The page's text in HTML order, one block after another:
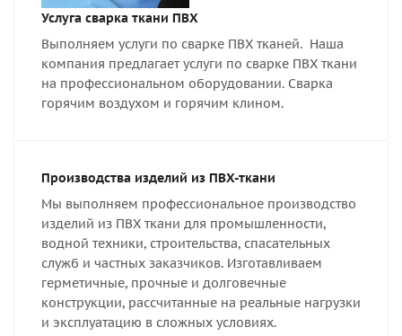
Услуга сварка ткани ПВХ
Выполняем услуги по сварке ПВХ тканей. Наша
компания предлагает услуги по сварке ПВХ ткани
на профессиональном оборудовании. Сварка
горячим воздухом и горячим клином.
Производства изделий из ПВХ-ткани
Мы выполняем профессиональное производство
изделий из ПВХ ткани для промышленности,
водной техники, строительства, спасательных
служб и частных заказчиков. Изготавливаем
герметичные, прочные и долговечные
конструкции, рассчитанные на реальные нагрузки
и эксплуатацию в сложных условиях.